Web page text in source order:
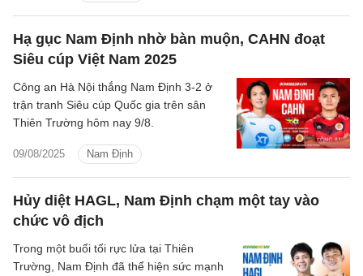
Hạ gục Nam Định nhờ bàn muộn, CAHN đoạt
Siêu cúp Việt Nam 2025
09/08/2025 Nam Định
Công an Hà Nội thắng Nam Định 3-2 ở
trận tranh Siêu cúp Quốc gia trên sân
Thiên Trường hôm nay 9/8.
Hủy diệt HAGL, Nam Định chạm một tay vào
chức vô địch
Trong một buổi tối rực lửa tại Thiên
Trường, Nam Định đã thể hiện sức mạnh